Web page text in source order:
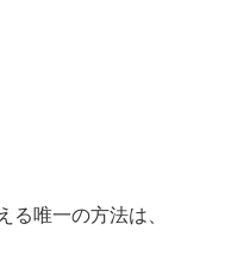
る唯一の方法は、